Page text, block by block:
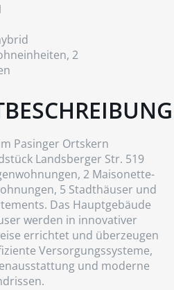
2
Pasinger Ortskern
Landsberger Str. 519
2 Maisonette-
5 Stadthäuser und
Das Hauptgebäude
werden in innovativer
errichtet und überzeugen
Versorgungssysteme,
und moderne